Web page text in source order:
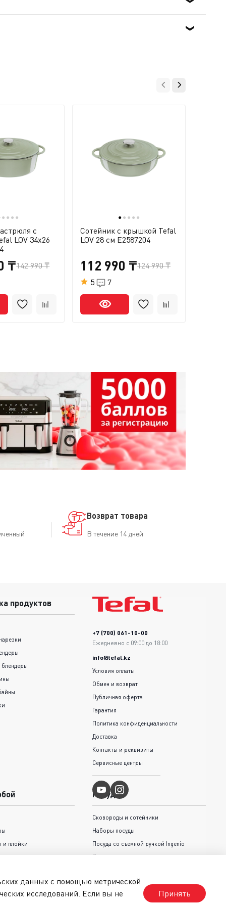
в частности связанного с использованием
(кастрюля) с керамическим покрытием: При
для здоровья. Посуда из нержавеющей стали:
стали без прилипания. Разогрейте
на нее водой — капли должны отскакивать
чтобы покрыть дно варочной поверхности. Если
слишком высока и может произойти
● ● ● ●
с
LOV 34х26
₸142 990 ₸
● ● ● ● ●
Сотейник с крышкой Tefal
LOV 28 см E2587204
112 990 ₸124 990 ₸
5
7
Возврат товара
В течение 14 дней
продуктов
блендеры
и плойки
волос
Посуда
Сковороды и cотейники
Наборы посуды
Посуда со съемной ручкой Ingenio
Кастрюли и ковши
Коллекция Jamie Oliver Tefal
Коллекция Unlimited
+7 (700) 061-10-00
Ежедневно с 09:00 до 18:00
info@tefal.kz
Условия оплаты
Обмен и возврат
Публичная оферта
Гарантия
Политика конфиденциальности
Доставка
Контакты и реквизиты
Сервисные центры
данных с помощью метрической
исследований. Если вы не
Принять